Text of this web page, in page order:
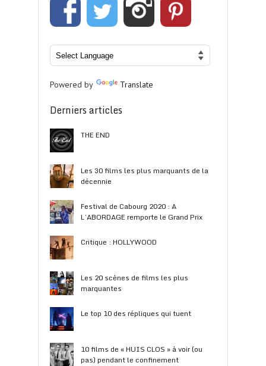
Powered by Translate
Derniers articles
THE END
Les 30 films les plus marquants de la
décennie
Festival de Cabourg 2020 : A
L’ABORDAGE remporte le Grand Prix
Critique : HOLLYWOOD
Les 20 scènes de films les plus
marquantes
Le top 10 des répliques qui tuent
10 films de « HUIS CLOS » à voir (ou
pas) pendant le confinement